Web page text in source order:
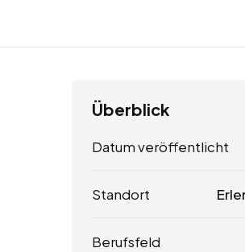
Überblick
Datum veröffentlicht
Standort
Berufsfeld